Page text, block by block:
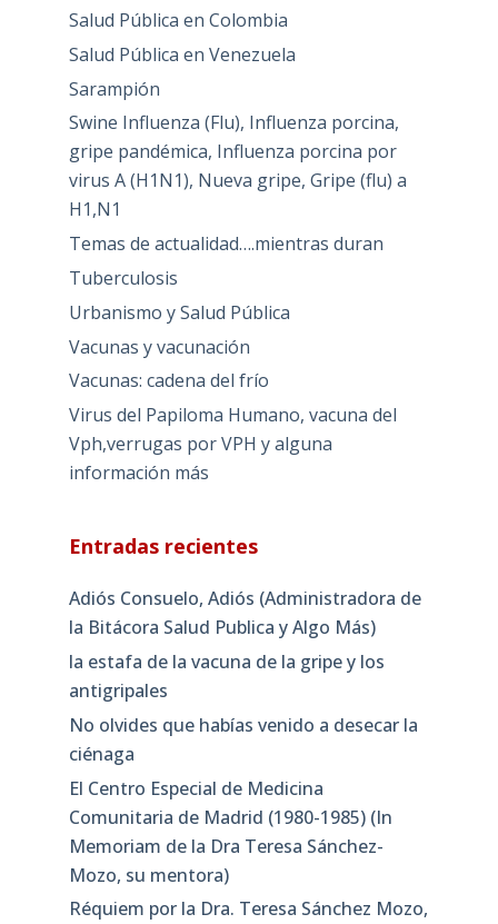
Salud Pública en Colombia
Salud Pública en Venezuela
Sarampión
Swine Influenza (Flu), Influenza porcina,
gripe pandémica, Influenza porcina por
virus A (H1N1), Nueva gripe, Gripe (flu) a
H1,N1
Temas de actualidad….mientras duran
Tuberculosis
Urbanismo y Salud Pública
Vacunas y vacunación
Vacunas: cadena del frío
Virus del Papiloma Humano, vacuna del
Vph,verrugas por VPH y alguna
información más
Entradas recientes
Adiós Consuelo, Adiós (Administradora de
la Bitácora Salud Publica y Algo Más)
la estafa de la vacuna de la gripe y los
antigripales
No olvides que habías venido a desecar la
ciénaga
El Centro Especial de Medicina
Comunitaria de Madrid (1980-1985) (In
Memoriam de la Dra Teresa Sánchez-
Mozo, su mentora)
Réquiem por la Dra. Teresa Sánchez Mozo,